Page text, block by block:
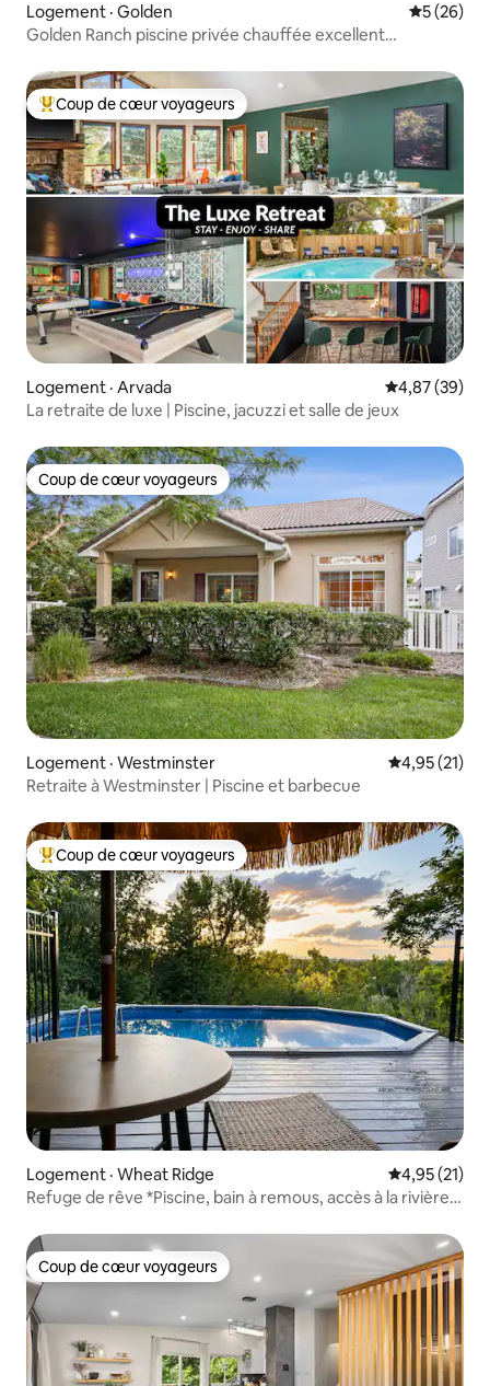
Logement · Golden Note
5 (26)
Golden Ranch piscine privée chauffée excellent
Coup de cœur voyageurs parmi les plus aimés
Coup de cœur voyageurs
Logement · Arvada Note
4,87 (39)
La retraite de luxe | Piscine, jacuzzi et salle de jeux
Coup de cœur voyageurs
Coup de cœur voyageurs
Logement · Westminster Note
4,95 (21)
Retraite à Westminster | Piscine et barbecue
Coup de cœur voyageurs parmi les plus aimés
Coup de cœur voyageurs
Logement · Wheat Ridge Note
4,95 (21)
Refuge de rêve *Piscine, bain à remous, accès à la rivière
Coup de cœur voyageurs
Coup de cœur voyageurs